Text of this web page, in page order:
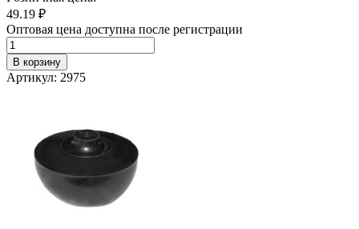
49.19 ₽
Оптовая цена доступна после регистрации
В корзину
Артикул: 2975